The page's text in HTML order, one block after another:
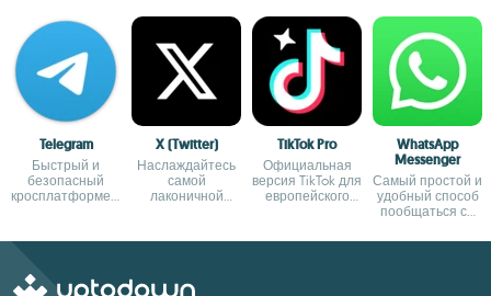
Telegram
Быстрый и
безопасный
кросплатформенный
X (Twitter)
Наслаждайтесь
самой
лаконичной
в мире
TikTok Pro
Официальная
версия TikTok для
европейского
WhatsApp
Messenger
Самый простой и
удобный способ
пообщаться со